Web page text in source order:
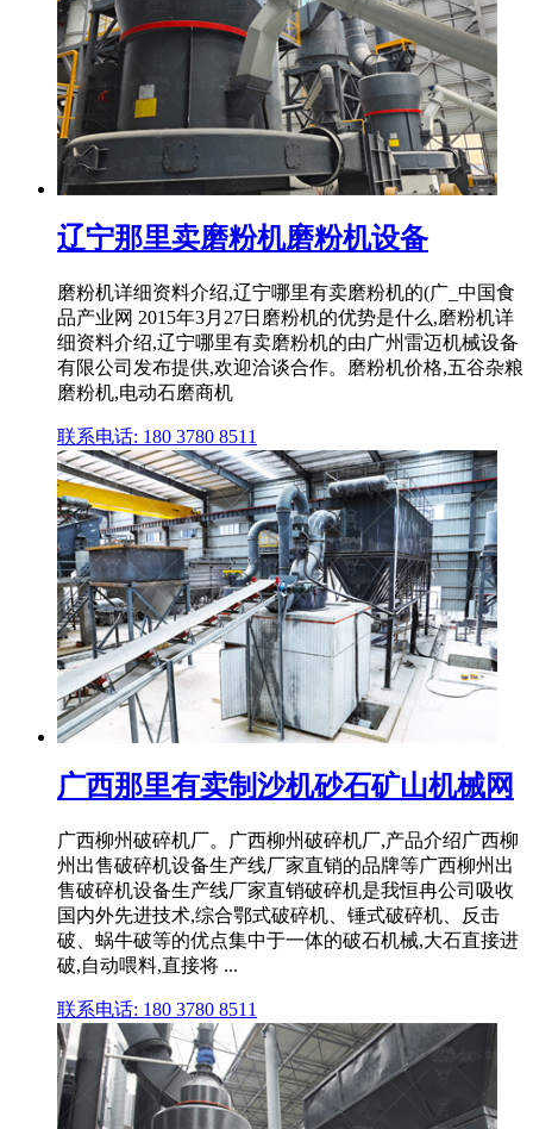
辽宁那里卖磨粉机磨粉机设备
磨粉机详细资料介绍,辽宁哪里有卖磨粉机的(广_中国食
品产业网 2015年3月27日磨粉机的优势是什么,磨粉机详
细资料介绍,辽宁哪里有卖磨粉机的由广州雷迈机械设备
有限公司发布提供,欢迎洽谈合作。磨粉机价格,五谷杂粮
磨粉机,电动石磨商机
联系电话: 180 3780 8511
广西那里有卖制沙机砂石矿山机械网
广西柳州破碎机厂。广西柳州破碎机厂,产品介绍广西柳
州出售破碎机设备生产线厂家直销的品牌等广西柳州出
售破碎机设备生产线厂家直销破碎机是我恒冉公司吸收
国内外先进技术,综合鄂式破碎机、锤式破碎机、反击
破、蜗牛破等的优点集中于一体的破石机械,大石直接进
破,自动喂料,直接将 ...
联系电话: 180 3780 8511